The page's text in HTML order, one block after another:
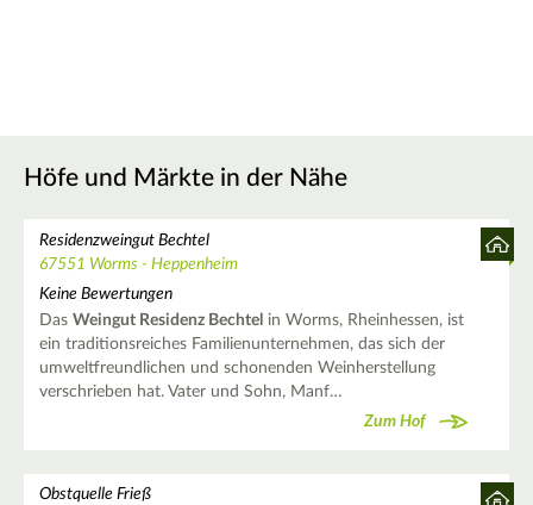
Höfe und Märkte in der Nähe
Residenzweingut Bechtel
67551 Worms - Heppenheim
Keine Bewertungen
Das Weingut Residenz Bechtel in Worms, Rheinhessen, ist
ein traditionsreiches Familienunternehmen, das sich der
umweltfreundlichen und schonenden Weinherstellung
verschrieben hat. Vater und Sohn, Manf…
Zum Hof
Obstquelle Frieß